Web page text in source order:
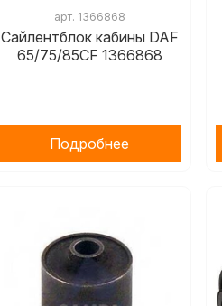
арт. 1366868
Сайлентблок кабины DAF
65/75/85CF 1366868
Подробнее